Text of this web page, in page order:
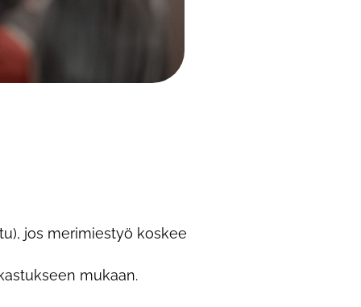
jos merimiestyö koskee
mukaan.